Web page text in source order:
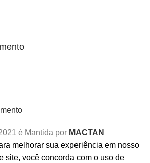
é Mantida por MACTAN
melhorar sua experiência em nosso
site, você concorda com o uso de